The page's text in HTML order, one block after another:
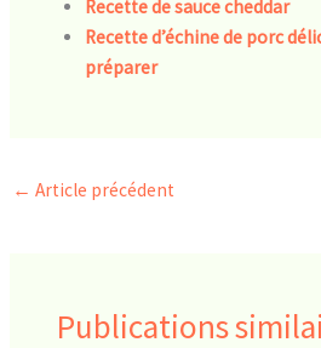
Recette de sauce cheddar
Recette d’échine de porc
préparer
← Article précédent
Publications